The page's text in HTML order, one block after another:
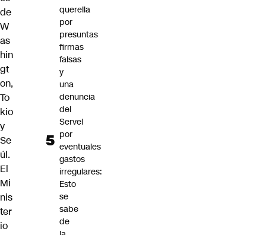
de
W
as
hin
gt
on,
To
kio
y
Se
úl.
El
Mi
nis
ter
io
querella
por
presuntas
firmas
falsas
y
una
denuncia
del
Servel
por
eventuales
gastos
irregulares:
Esto
se
sabe
de